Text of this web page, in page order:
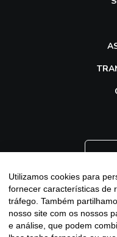
Utilizamos cookies para
fornecer características de
tráfego. Também
nosso site com os nossos
e análise, que podem